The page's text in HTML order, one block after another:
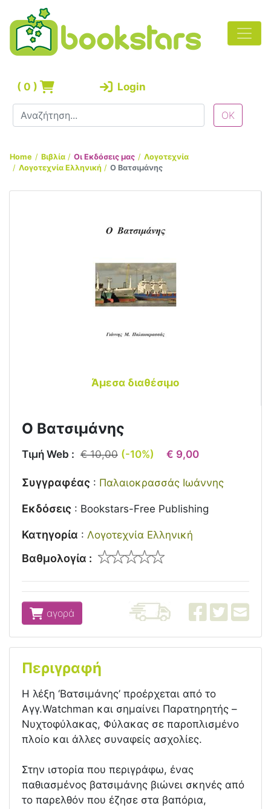
( 0 ) Login
Home Βιβλία Οι Εκδόσεις μας
Λογοτεχνία
Λογοτεχνία Ελληνική
Ο Βατσιμάνης
Άμεσα διαθέσιμο
Ο Βατσιμάνης
Τιμή Web : € 10,00 (-10%) € 9,00
Συγγραφέας : Παλαιοκρασσάς Ιωάννης
Εκδόσεις : Bookstars-Free Publishing
Κατηγορία : Λογοτεχνία Ελληνική
Βαθμολογία :
αγορά
Περιγραφή
Η λέξη ‘Βατσιμάνης’ προέρχεται από το
Αγγ.Watchman και σημαίνει Παρατηρητής –
Νυχτοφύλακας, Φύλακας σε παροπλισμένο
πλοίο και άλλες συναφείς ασχολίες.
Στην ιστορία που περιγράφω, ένας
παθιασμένος βατσιμάνης βιώνει σκηνές από
το παρελθόν που έζησε στα βαπόρια,